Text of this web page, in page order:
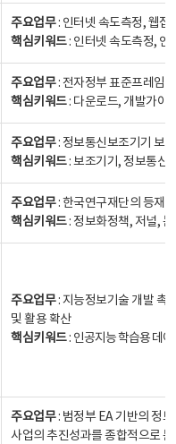
주요업무: 인터넷 속도측정, 웹접
핵심키워드: 인터넷 속도측정, 인
주요업무: 전자정부 표준프레임
핵심키워드: 다운로드, 개발가이
주요업무: 정보통신보조기기 보
핵심키워드: 보조기기, 정보통신
주요업무: 한국연구재단의 등재
핵심키워드: 정보화정책, 저널,
주요업무: 지능정보기술 개발 촉
및 활용 확산
핵심키워드: 인공지능 학습용 데
주요업무: 범정부 EA 기반의 정
사업의 추진성과를 종합적으로